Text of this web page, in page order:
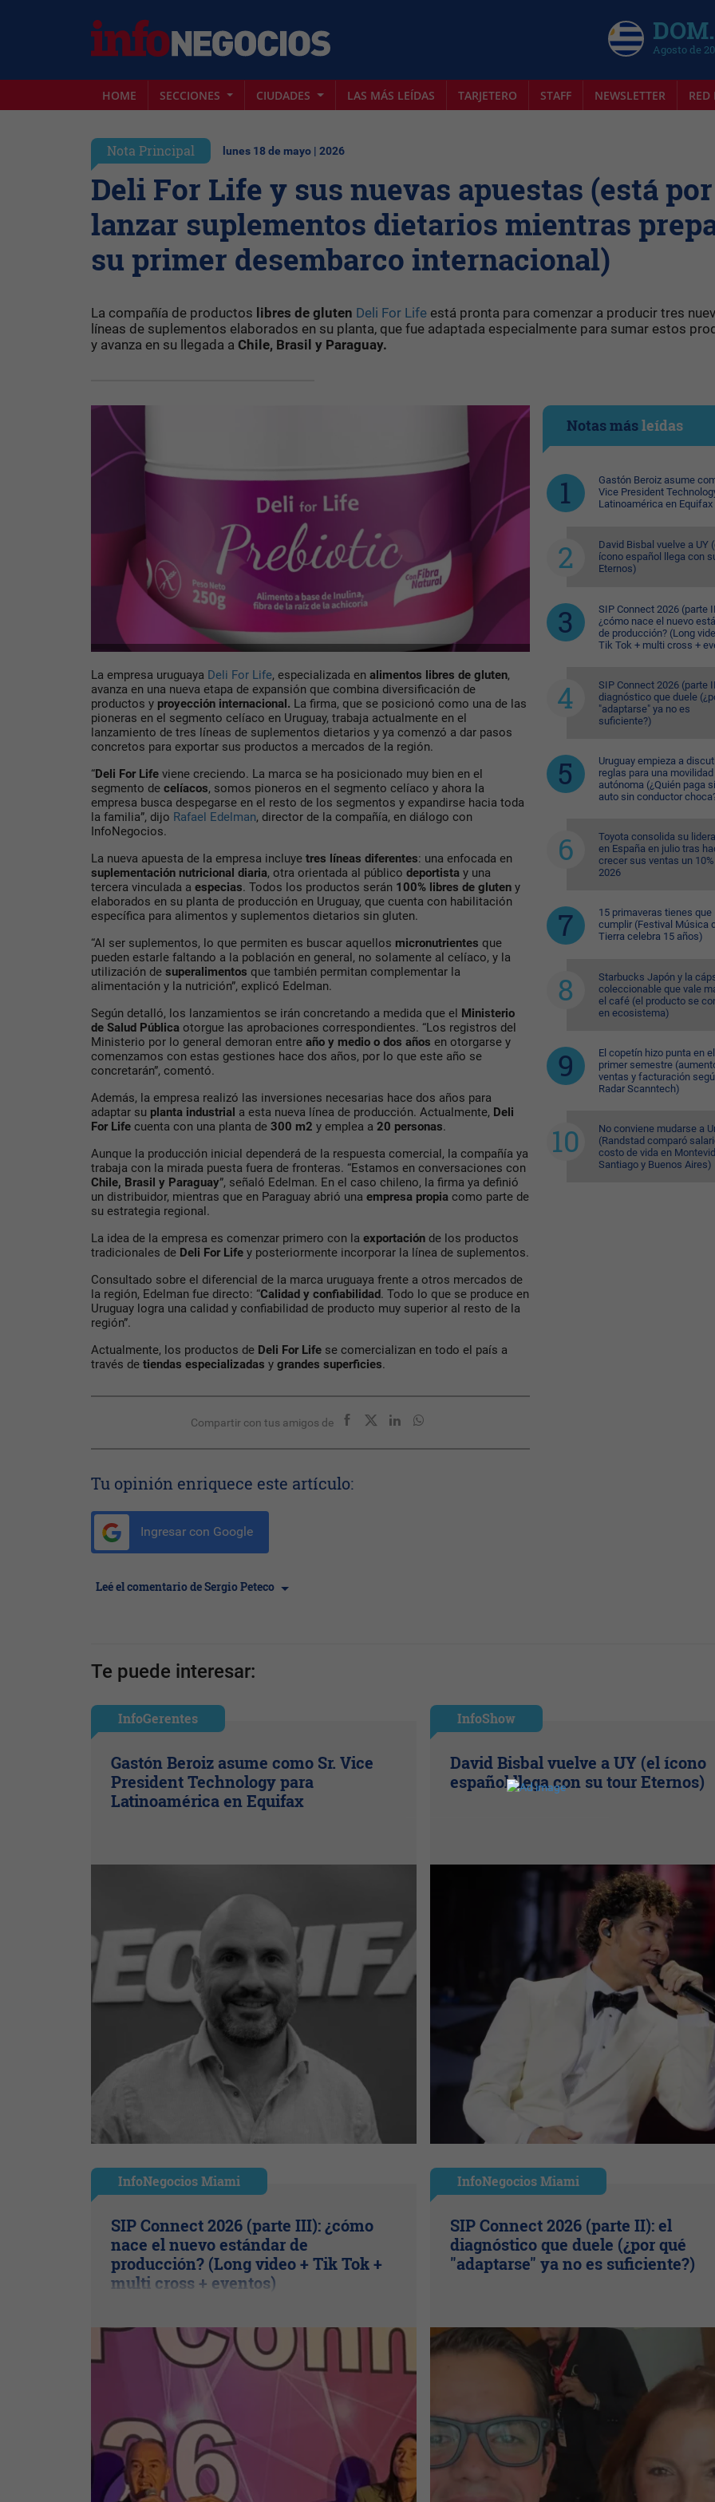
Agosto de
HOME SECCIONES CIUDADES LAS MÁS LEÍDAS TARJETERO STAFF NEWSLETTER RED
Nota Principal lunes 18 de mayo | 2026
Deli For Life y sus nuevas apuestas (está por
lanzar suplementos dietarios mientras
su primer desembarco internacional)
La compañía de productos libres de gluten Deli For Life está pronta para comenzar a producir tres
líneas de suplementos elaborados en su planta, que fue adaptada especialmente para sumar estos
y avanza en su llegada a Chile, Brasil y Paraguay.
La empresa uruguaya Deli For Life, especializada en alimentos libres de gluten,
avanza en una nueva etapa de expansión que combina diversificación de
productos y proyección internacional. La firma, que se posicionó como una de las
pioneras en el segmento celíaco en Uruguay, trabaja actualmente en el
lanzamiento de tres líneas de suplementos dietarios y ya comenzó a dar pasos
concretos para exportar sus productos a mercados de la región.
“Deli For Life viene creciendo. La marca se ha posicionado muy bien en el
segmento de celíacos, somos pioneros en el segmento celíaco y ahora la
empresa busca despegarse en el resto de los segmentos y expandirse hacia toda
la familia”, dijo Rafael Edelman, director de la compañía, en diálogo con
InfoNegocios.
La nueva apuesta de la empresa incluye tres líneas diferentes: una enfocada en
suplementación nutricional diaria, otra orientada al público deportista y una
tercera vinculada a especias. Todos los productos serán 100% libres de gluten y
elaborados en su planta de producción en Uruguay, que cuenta con habilitación
específica para alimentos y suplementos dietarios sin gluten.
“Al ser suplementos, lo que permiten es buscar aquellos micronutrientes que
pueden estarle faltando a la población en general, no solamente al celíaco, y la
utilización de superalimentos que también permitan complementar la
alimentación y la nutrición”, explicó Edelman.
Según detalló, los lanzamientos se irán concretando a medida que el
Ministerio
de Salud Pública otorgue las aprobaciones correspondientes. “Los registros del
Ministerio por lo general demoran entre año y medio o dos años en otorgarse y
comenzamos con estas gestiones hace dos años, por lo que este año se
concretarán”, comentó.
Además, la empresa realizó las inversiones necesarias hace dos años para
adaptar su planta industrial a esta nueva línea de producción. Actualmente, Deli
For Life cuenta con una planta de 300 m2 y emplea a 20 personas.
Aunque la producción inicial dependerá de la respuesta comercial, la compañía ya
trabaja con la mirada puesta fuera de fronteras. “Estamos en conversaciones con
Chile, Brasil y Paraguay”, señaló Edelman. En el caso chileno, la firma ya definió
un distribuidor, mientras que en Paraguay abrió una empresa propia como parte de
su estrategia regional.
La idea de la empresa es comenzar primero con la exportación de los productos
tradicionales de Deli For Life y posteriormente incorporar la línea de suplementos.
Consultado sobre el diferencial de la marca uruguaya frente a otros mercados de
la región, Edelman fue directo: “Calidad y confiabilidad. Todo lo que se produce en
Uruguay logra una calidad y confiabilidad de producto muy superior al resto de la
región”.
Actualmente, los productos de Deli For Life se comercializan en todo el país a
través de tiendas especializadas y grandes superficies.
Compartir con tus amigos de
Tu opinión enriquece este artículo:
Ingresar con Google
Leé el comentario de Sergio Peteco
Notas másleídas
Gastón Beroiz asume
Vice President
Latinoamérica en Equifax
David Bisbal vuelve a UY
ícono español llega con
Eternos)
SIP Connect 2026 (parte
¿cómo nace el nuevo
de producción? (Long
Tik Tok + multi cross +
SIP Connect 2026 (parte
diagnóstico que duele
"adaptarse" ya no es
suficiente?)
Uruguay empieza a
reglas para una movilidad
autónoma (¿Quién paga
auto sin conductor
Toyota consolida su
en España en julio tras
crecer sus ventas un
2026
15 primaveras tienes que
cumplir (Festival Música
Tierra celebra 15 años)
Starbucks Japón y la
coleccionable que vale
el café (el producto se
en ecosistema)
El copetín hizo punta en el
primer semestre
ventas y facturación
Radar Scanntech)
No conviene mudarse a
(Randstad comparó
costo de vida en
Santiago y Buenos Aires)
Te puede interesar:
InfoGerentes
Gastón Beroiz asume como Sr. Vice
President Technology para
Latinoamérica en Equifax
InfoShow
David Bisbal vuelve a UY (el ícono
español llega con su tour Eternos)
InfoNegocios Miami
SIP Connect 2026 (parte III): ¿cómo
nace el nuevo estándar de
producción? (Long video + Tik Tok +
multi cross + eventos)
InfoNegocios Miami
SIP Connect 2026 (parte II): el
diagnóstico que duele (¿por qué
"adaptarse" ya no es suficiente?)